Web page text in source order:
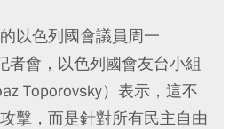
以色列國會議員周一
者會，以色列國會友台小組
Toporovsky）表示，這不
擊，而是針對所有民主自由